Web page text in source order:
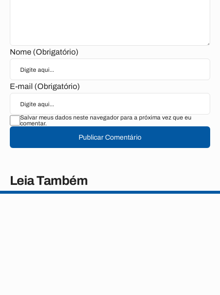
Nome (Obrigatório)
E-mail (Obrigatório)
Salvar meus dados neste navegador para a próxima vez que eu
comentar.
Publicar Comentário
Leia Também